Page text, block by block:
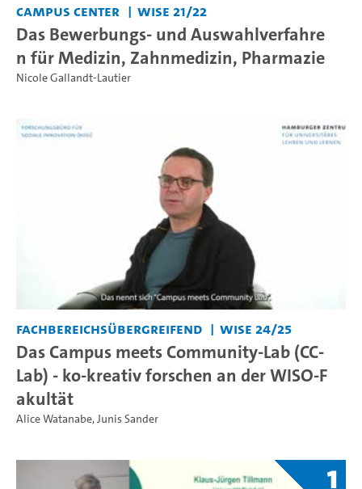
Campus Center WiSe 21/22
Das Bewerbungs- und Auswahlverfahre
n für Medizin, Zahnmedizin, Pharmazie
Nicole Gallandt-Lautier
Fachbereichsübergreifend WiSe 24/25
Das Campus meets Community-Lab (CC-
Lab) - ko-kreativ forschen an der WISO-F
akultät
Alice Watanabe,Junis Sander
1